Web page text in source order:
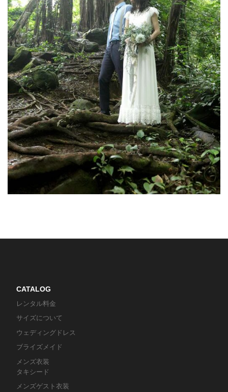
CATALOG
レンタル料金
サイズについて
ウェディングドレス
ブライズメイド
メンズ衣装
タキシード
メンズゲスト衣装